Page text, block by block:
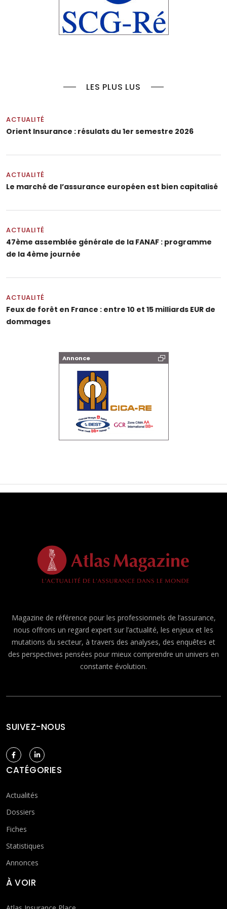
LES PLUS LUS
ACTUALITÉ
Orient Insurance : résulats du 1er semestre 2026
ACTUALITÉ
Le marché de l’assurance européen est bien capitalisé
ACTUALITÉ
47ème assemblée générale de la FANAF : programme
de la 4ème journée
ACTUALITÉ
Feux de forêt en France : entre 10 et 15 milliards EUR de
dommages
Annonce
Magazine de référence pour les professionnels de l’assurance,
nous offrons un regard expert sur l’actualité, les enjeux et les
mutations du secteur, à travers des analyses, des enquêtes et
des perspectives pensées pour mieux comprendre un univers en
constante évolution.
SUIVEZ-NOUS
CATÉGORIES
Actualités
Dossiers
Fiches
Statistiques
Annonces
À VOIR